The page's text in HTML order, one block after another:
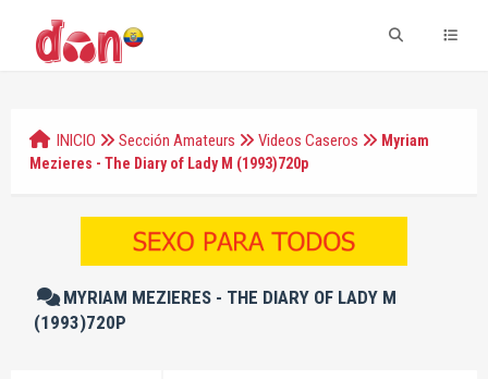
INICIO Sección Amateurs Videos Caseros
Myriam
Mezieres - The Diary of Lady M (1993)720p
MYRIAM MEZIERES - THE DIARY OF LADY M
(1993)720P